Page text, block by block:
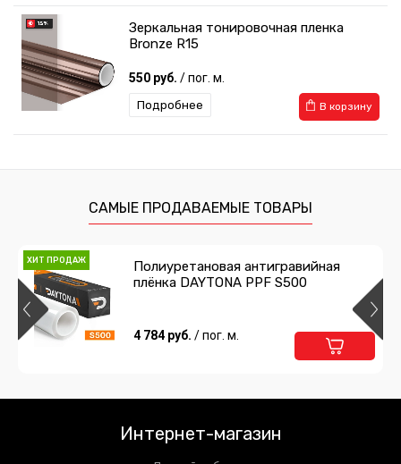
Зеркальная тонировочная пленка
Bronze R15
550 руб. / пог. м.
В корзину
Подробнее
Spectrum Green 70%
500 руб./ пог. м.
Зеркальная тонировочная пленка Silver
500 руб./ пог. м.
В корзину
R15
САМЫЕ ПРОДАВАЕМЫЕ ТОВАРЫ
ХИТ ПРОДАЖ
Полиуретановая антигравийная
плёнка DAYTONA PPF S500
4 784 руб. / пог. м.
Интернет-магазин